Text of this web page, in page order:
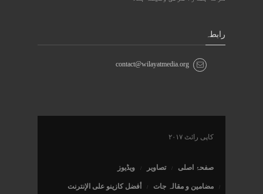
رابطہ
contact@wilayatmedia.org
کاپی رائٹ ۲۰۱۷
صفحۂ اصلی تصاویر ویڈیوز
مضامین و مقالہ جات أفضل كازينو على الإنترنت